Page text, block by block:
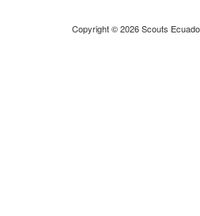
Copyright © 2026 Scouts